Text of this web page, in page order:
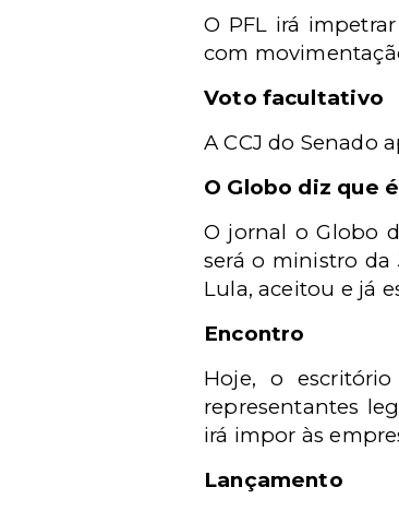
O PFL irá
com
Voto facultativo
A CCJ do Senado
O Globo diz que
O jornal o Globo
será o ministro
Lula, aceitou e já
Encontro
Hoje, o escritório
representantes
irá impor às
Lançamento